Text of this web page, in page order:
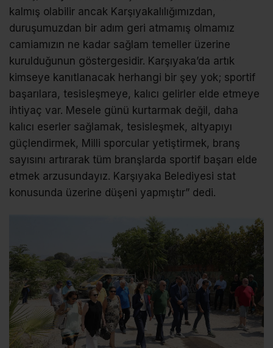
kalmış olabilir ancak Karşıyakalılığımızdan,
duruşumuzdan bir adım geri atmamış olmamız
camiamızın ne kadar sağlam temeller üzerine
kurulduğunun göstergesidir. Karşıyaka’da artık
kimseye kanıtlanacak herhangi bir şey yok; sportif
başarılara, tesisleşmeye, kalıcı gelirler elde etmeye
ihtiyaç var. Mesele günü kurtarmak değil, daha
kalıcı eserler sağlamak, tesisleşmek, altyapıyı
güçlendirmek, Milli sporcular yetiştirmek, branş
sayısını artırarak tüm branşlarda sportif başarı elde
etmek arzusundayız. Karşıyaka Belediyesi stat
konusunda üzerine düşeni yapmıştır” dedi.